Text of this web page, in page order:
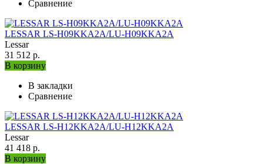
Сравнение
LESSAR LS-H09KKA2A/LU-H09KKA2A
Lessar
31 512 р.
В корзину
В закладки
Сравнение
LESSAR LS-H12KKA2A/LU-H12KKA2A
Lessar
41 418 р.
В корзину